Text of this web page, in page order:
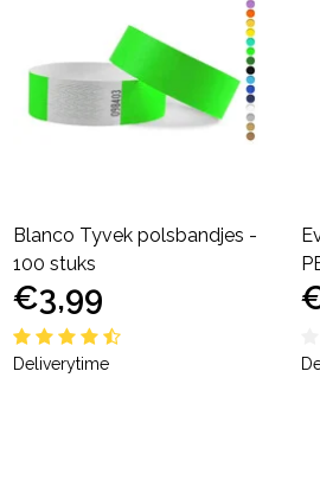
Blanco Tyvek polsbandjes -
100 stuks
€3,99
Deliverytime